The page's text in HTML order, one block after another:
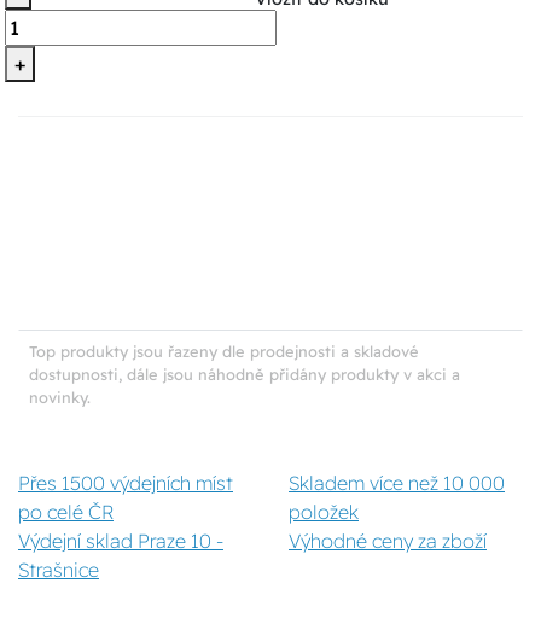
+
Top produkty jsou řazeny dle prodejnosti a skladové
dostupnosti, dále jsou náhodně přidány produkty v akci a
novinky.
Přes 1500 výdejních míst
po celé ČR
Skladem více než 10 000
položek
Výdejní sklad Praze 10 -
Strašnice
Výhodné ceny za zboží